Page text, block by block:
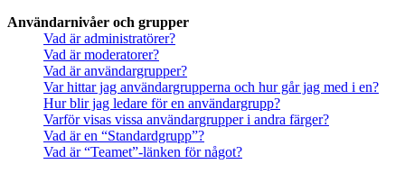
Användarnivåer och grupper
Vad är administratörer?
Vad är moderatorer?
Vad är användargrupper?
Var hittar jag användargrupperna och hur går jag med i en?
Hur blir jag ledare för en användargrupp?
Varför visas vissa användargrupper i andra färger?
Vad är en “Standardgrupp”?
Vad är “Teamet”-länken för något?